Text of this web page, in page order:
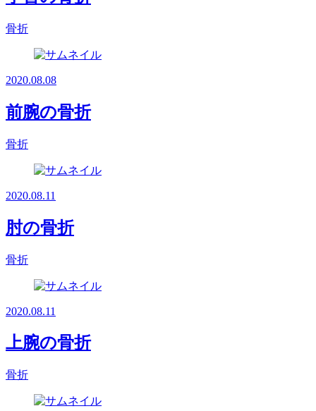
骨折
2020.08.08
前腕の骨折
骨折
2020.08.11
肘の骨折
骨折
2020.08.11
上腕の骨折
骨折